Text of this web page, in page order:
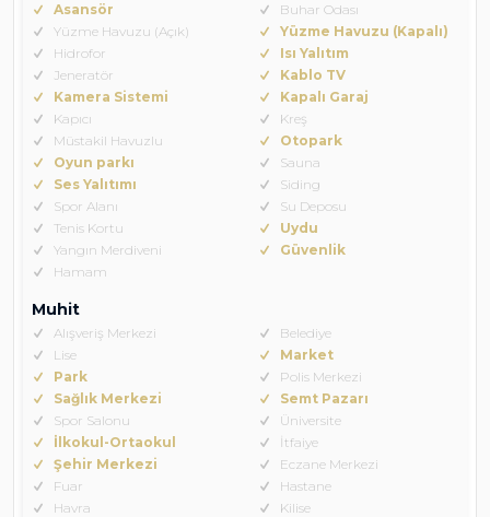
Asansör
Buhar Odası
Yüzme Havuzu (Açık)
Yüzme Havuzu (Kapalı)
Hidrofor
Isı Yalıtım
Jeneratör
Kablo TV
Kamera Sistemi
Kapalı Garaj
Kapıcı
Kreş
Müstakil Havuzlu
Otopark
Oyun parkı
Sauna
Ses Yalıtımı
Siding
Spor Alanı
Su Deposu
Tenis Kortu
Uydu
Yangın Merdiveni
Güvenlik
Hamam
Muhit
Alışveriş Merkezi
Belediye
Lise
Market
Park
Polis Merkezi
Sağlık Merkezi
Semt Pazarı
Spor Salonu
Üniversite
İlkokul-Ortaokul
İtfaiye
Şehir Merkezi
Eczane Merkezi
Fuar
Hastane
Havra
Kilise